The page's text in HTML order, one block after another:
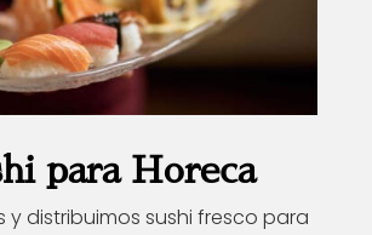
para Horeca
y distribuimos sushi fresco para